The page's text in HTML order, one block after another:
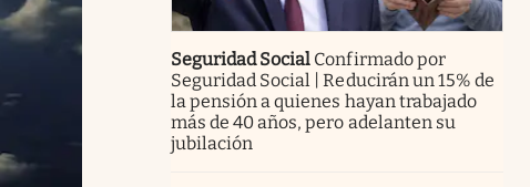
Seguridad Social Confirmado por
Seguridad Social | Reducirán un 15% de
la pensión a quienes hayan trabajado
más de 40 años, pero adelanten su
jubilación